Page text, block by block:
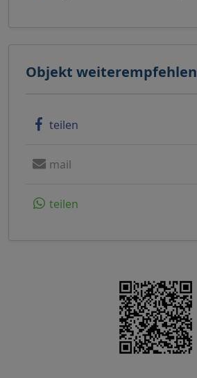
Objekt weiterempfehlen
teilen
mail
teilen